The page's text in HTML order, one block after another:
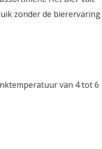
zonder de bierervaring
van 4 tot 6